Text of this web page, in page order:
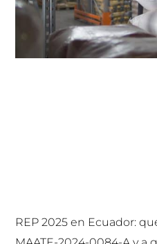
REP 2025 en Ecuador: